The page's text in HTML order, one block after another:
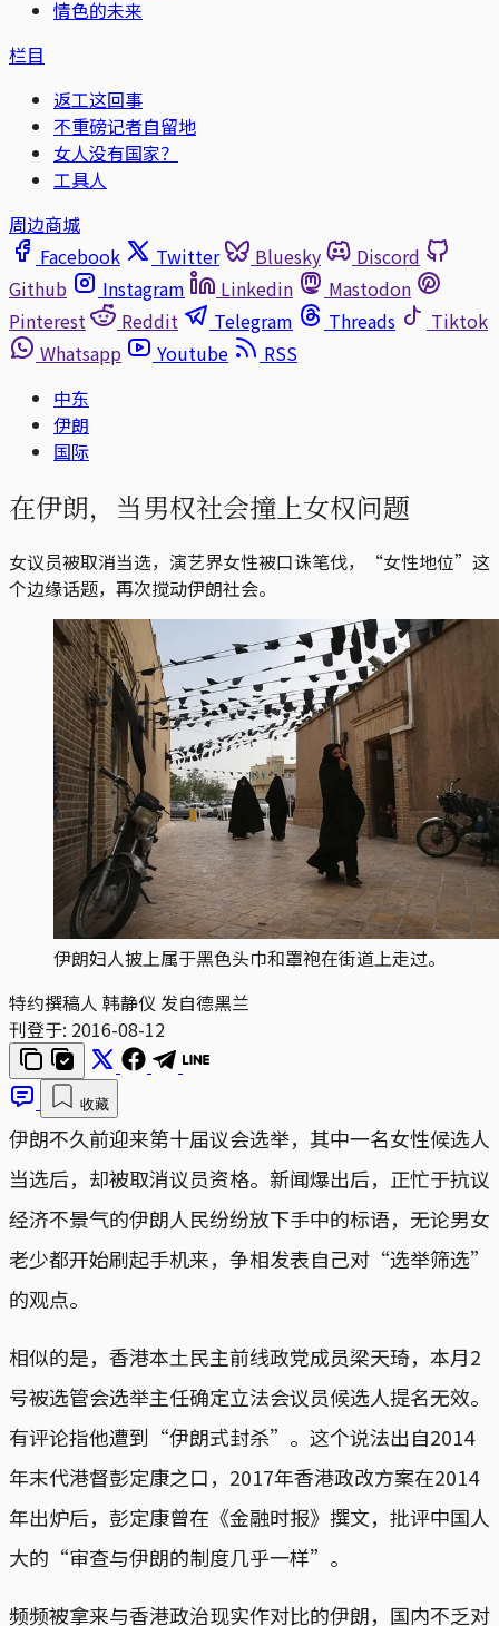
情色的未来
栏目
返工这回事
不重磅记者自留地
女人没有国家？
工具人
周边商城
Facebook
Twitter Bluesky
Discord
Github
Instagram Linkedin
Mastodon
Pinterest
Reddit Telegram Threads
Tiktok
Whatsapp
Youtube
RSS
中东
伊朗
国际
在伊朗，当男权社会撞上女权问题
女议员被取消当选，演艺界女性被口诛笔伐，“女性地位”这
个边缘话题，再次搅动伊朗社会。
伊朗妇人披上属于黑色头巾和罩袍在街道上走过。
特约撰稿人 韩静仪 发自德黑兰
刊登于: 2016-08-12
收藏
伊朗不久前迎来第十届议会选举，其中一名女性候选人
当选后，却被取消议员资格。新闻爆出后，正忙于抗议
经济不景气的伊朗人民纷纷放下手中的标语，无论男女
老少都开始刷起手机来，争相发表自己对“选举筛选”
的观点。
相似的是，香港本土民主前线政党成员梁天琦，本月2
号被选管会选举主任确定立法会议员候选人提名无效。
有评论指他遭到“伊朗式封杀”。这个说法出自2014
年末代港督彭定康之口，2017年香港政改方案在2014
年出炉后，彭定康曾在《金融时报》撰文，批评中国人
大的“审查与伊朗的制度几乎一样”。
频频被拿来与香港政治现实作对比的伊朗，国内不乏对